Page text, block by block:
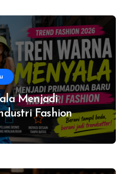
Menjadi
Fashion